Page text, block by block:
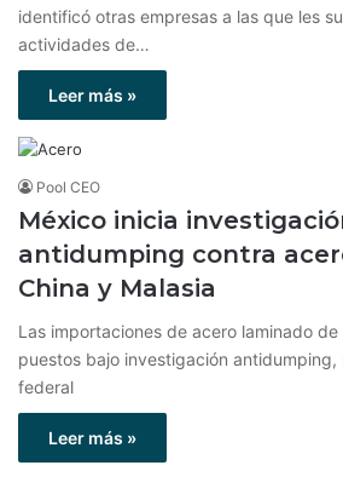
identificó otras empresas a las que les
actividades de…
Leer más »
Pool CEO
México inicia
antidumping contra
China y Malasia
Las importaciones de acero laminado de
puestos bajo investigación
federal
Leer más »